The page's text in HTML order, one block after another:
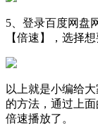
5、登录百度网盘
【倍速】，选择想
以上就是小编给
的方法，通过上
倍速播放了。